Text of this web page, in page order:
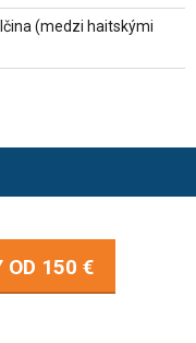
(medzi haitskými
OD 150 €